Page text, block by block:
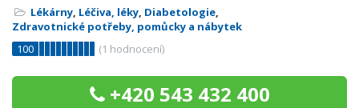
Lékárny, Léčiva, léky, Diabetologie,
Zdravotnické potřeby, pomůcky a nábytek
100
(1 hodnocení)
+420 543 432 400